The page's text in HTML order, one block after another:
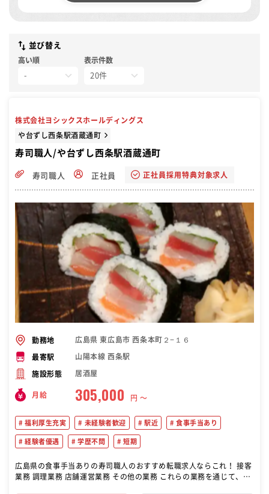
並び替え
高い順 表示件数
株式会社ヨシックスホールディングス
や台ずし西条駅酒蔵通町
寿司職人/や台ずし西条駅酒蔵通町
寿司職人 正社員 正社員採用特典対象求人
勤務地 広島県 東広島市 西条本町２−１６
最寄駅 山陽本線 西条駅
施設形態 居酒屋
月給 305,000 円 〜
福利厚生充実 未経験者歓迎 駅近 食事手当あり
経験者優遇 学歴不問 短期
広島県の食事手当ありの寿司職人のおすすめ転職求人ならこれ！ 接客
業務 調理業務 店舗運営業務 その他の業務 これらの業務を通じて、お